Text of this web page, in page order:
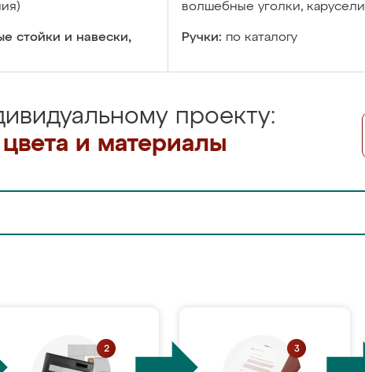
волшебные уголки, карусели
стойки и навески,
Ручки: по каталогу
проекту:
и материалы